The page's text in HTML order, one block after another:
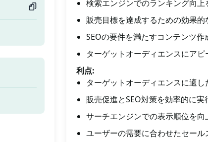
検索エンジンでのランキング向上
販売目標を達成するための効果
SEOの要件を満たすコンテンツ作
ターゲットオーディエンスにア
利点:
ターゲットオーディエンスに適
販売促進とSEO対策を効率的に実
サーチエンジンでの表示順位を
ユーザーの需要に合わせたセー